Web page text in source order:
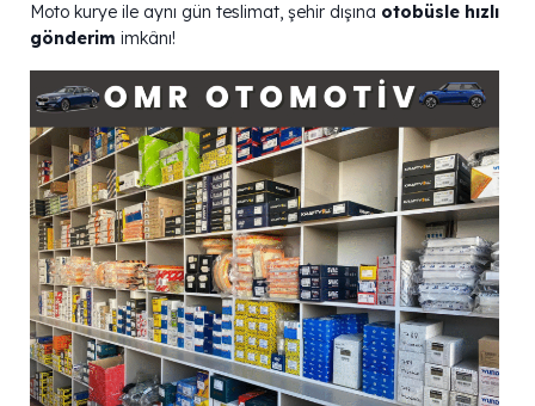
Moto kurye ile aynı gün teslimat, şehir dışına otobüsle hızlı
gönderim imkânı!